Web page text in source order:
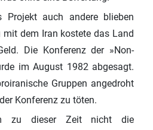
Projekt auch andere blieben
mit dem Iran kostete das Land
Die Konferenz der »Non-
im August 1982 abgesagt.
Gruppen angedroht
Konferenz zu töten.
zu dieser Zeit nicht die